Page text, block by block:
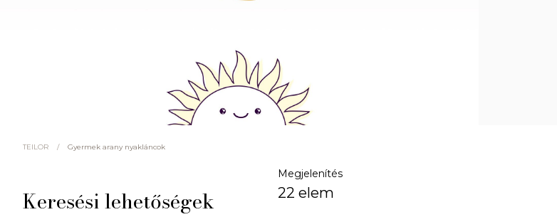
TEILOR / Gyermek arany nyakláncok
Megjelenítés
22 elem
Keresési lehetőségek